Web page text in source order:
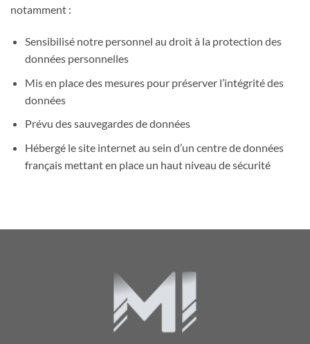
notamment :
Sensibilisé notre personnel au droit à la protection des
données personnelles
Mis en place des mesures pour préserver l’intégrité des
données
Prévu des sauvegardes de données
Hébergé le site internet au sein d’un centre de données
français mettant en place un haut niveau de sécurité